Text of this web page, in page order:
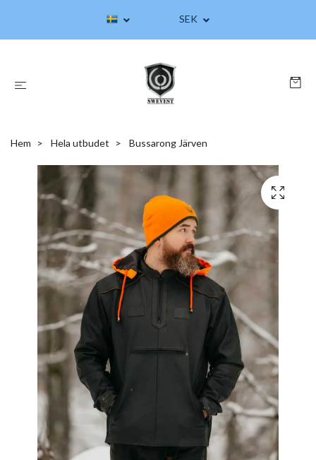
SEK
Hem Hela utbudet Bussarong Järven